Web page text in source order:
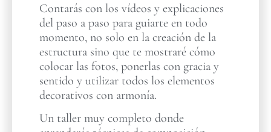
Contarás con los vídeos y explicaciones
del paso a paso para guiarte en todo
momento, no solo en la creación de la
estructura sino que te mostraré cómo
colocar las fotos, ponerlas con gracia y
sentido y utilizar todos los elementos
decorativos con armonía.
Un taller muy completo donde